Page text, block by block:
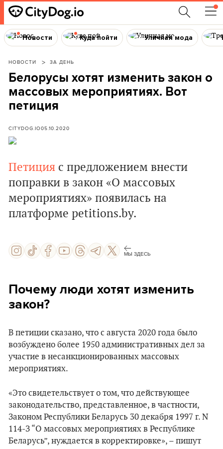
Новости Куда пойти Уличная мода
НОВОСТИ ЗА ДЕНЬ
Белорусы хотят изменить закон о
массовых мероприятиях. Вот
петиция
CITYDOG.IO05.10.2020
Петиция с предложением внести
поправки в закон «О массовых
мероприятиях» появилась на
платформе petitions.by.
МЫ ЗДЕСЬ
Почему люди хотят изменить
закон?
В петиции сказано, что с августа 2020 года было
возбуждено более 1950 административных дел за
участие в несанкционированных массовых
мероприятиях.
«Это свидетельствует о том, что действующее
законодательство, представленное, в частности,
Законом Республики Беларусь 30 декабря 1997 г. N
114-З “О массовых мероприятиях в Республике
Беларусь”, нуждается в корректировке», – пишут